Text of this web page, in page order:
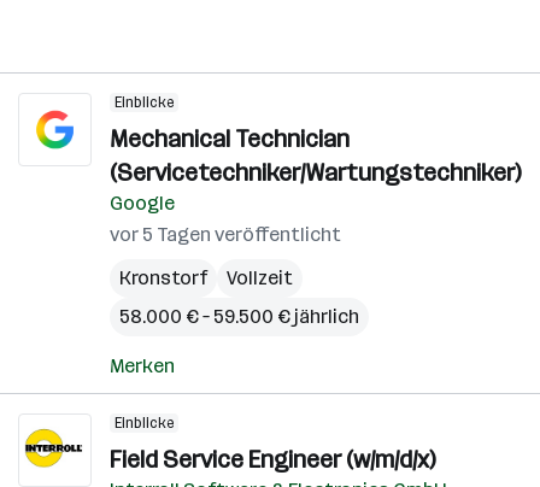
Einblicke
Mechanical Technician
(Servicetechniker/Wartungstechniker)
Google
vor 5 Tagen veröffentlicht
Kronstorf
Vollzeit
58.000 € – 59.500 € jährlich
Merken
Einblicke
Field Service Engineer (w/m/d/x)